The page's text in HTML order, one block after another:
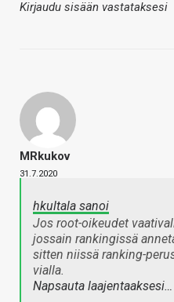
Kirjaudu sisään vastataksesi
MRkukov
31.7.2020
hkultala sanoi
Jos root-oikeudet
jossain rankingissä
sitten niissä ranking-
vialla.
Napsauta laajentaaksesi…